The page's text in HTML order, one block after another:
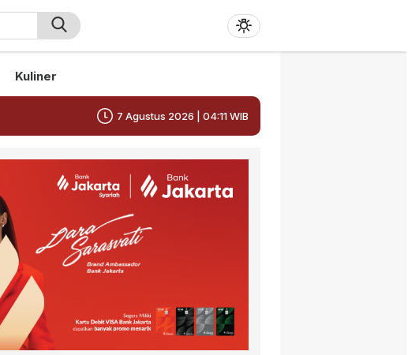
Kuliner
7 Agustus 2026 | 04:11 WIB